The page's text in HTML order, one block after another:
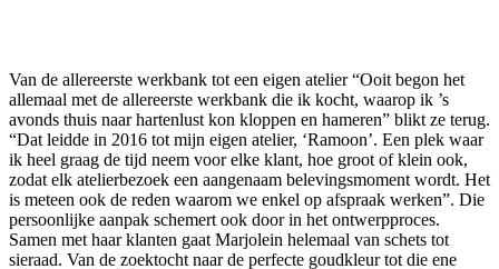
Van de allereerste werkbank tot een eigen atelier “Ooit begon het
allemaal met de allereerste werkbank die ik kocht, waarop ik ’s
avonds thuis naar hartenlust kon kloppen en hameren” blikt ze terug.
“Dat leidde in 2016 tot mijn eigen atelier, ‘Ramoon’. Een plek waar
ik heel graag de tijd neem voor elke klant, hoe groot of klein ook,
zodat elk atelierbezoek een aangenaam belevingsmoment wordt. Het
is meteen ook de reden waarom we enkel op afspraak werken”. Die
persoonlijke aanpak schemert ook door in het ontwerpproces.
Samen met haar klanten gaat Marjolein helemaal van schets tot
sieraad. Van de zoektocht naar de perfecte goudkleur tot die ene